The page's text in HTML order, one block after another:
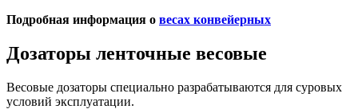
Подробная информация о весах конвейерных
Дозаторы ленточные весовые
Весовые дозаторы специально разрабатываются для суровых
условий эксплуатации.